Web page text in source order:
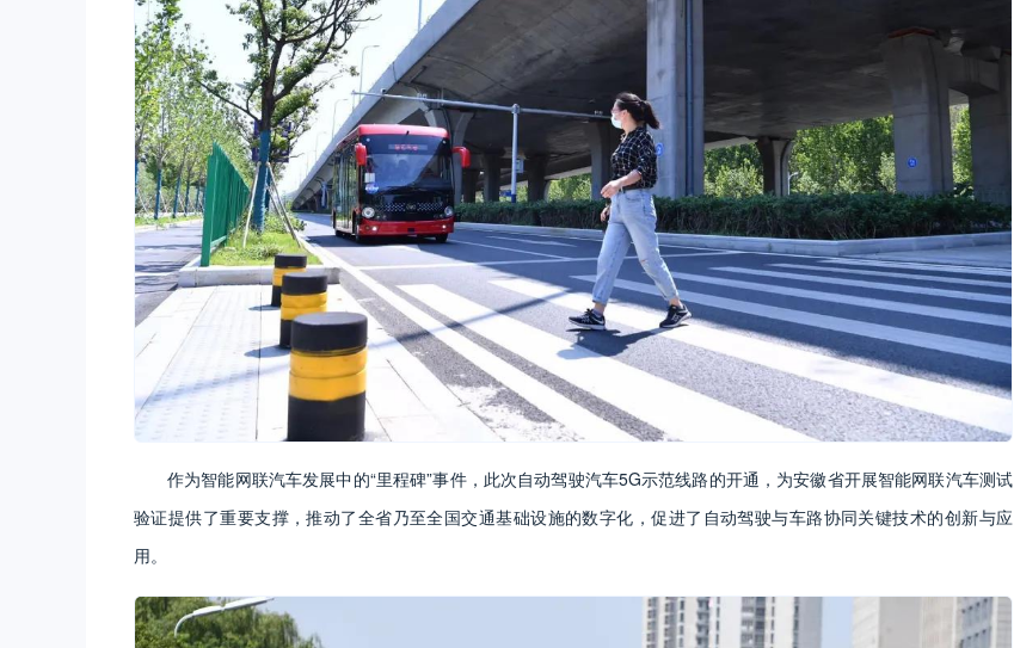
作为智能网联汽车发展中的“里程碑”事件，此次自动驾驶汽车5G示范线路的开通，为安徽省开展智能网联汽车测试
验证提供了重要支撑，推动了全省乃至全国交通基础设施的数字化，促进了自动驾驶与车路协同关键技术的创新与应
用。